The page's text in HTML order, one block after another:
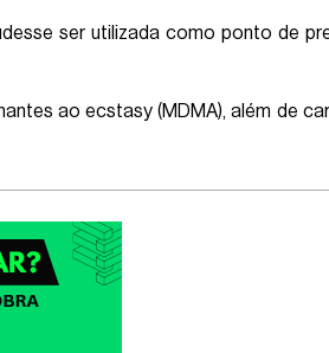
ser utilizada como ponto de
ao ecstasy (MDMA), além de